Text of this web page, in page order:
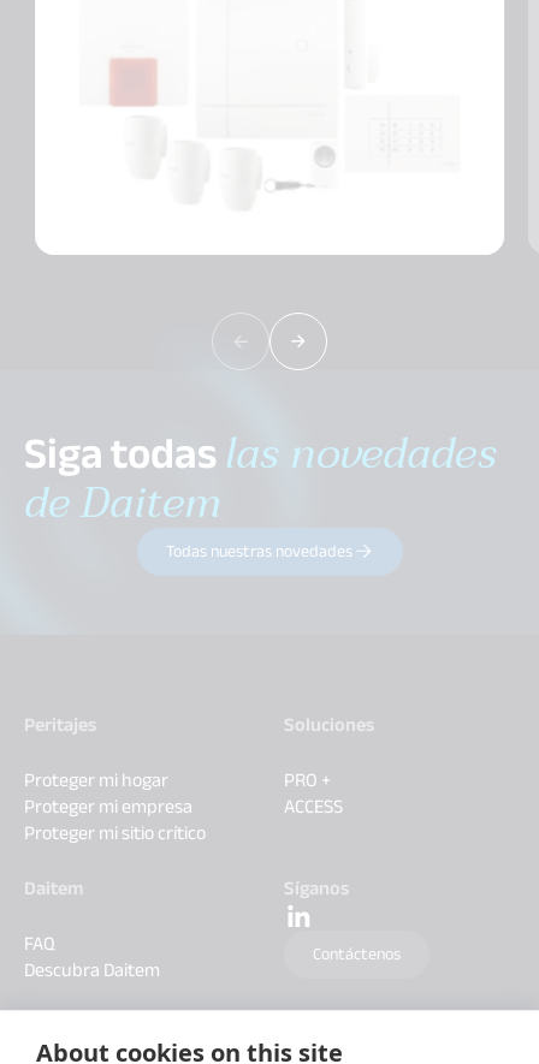
About cookies on this site
Siga todaslas novedades
de Daitem
Todas nuestras novedades
Peritajes
Proteger mi hogar
Proteger mi empresa
Proteger mi sitio crítico
Soluciones
PRO +
ACCESS
Daitem
FAQ
Descubra Daitem
Síganos
Contáctenos